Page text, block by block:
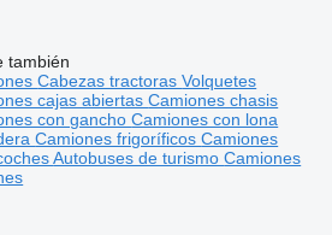
también
Cabezas tractorasVolquetes
cajas abiertasCamiones chasis
con ganchoCamiones con lona
Camiones frigoríficosCamiones
Autobuses de turismoCamiones